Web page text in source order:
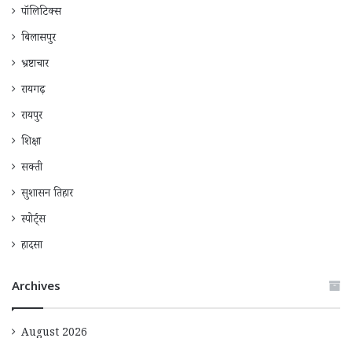
पॉलिटिक्स
बिलासपुर
भ्रष्टाचार
रायगढ़
रायपुर
शिक्षा
सक्ती
सुशासन तिहार
स्पोर्ट्स
हादसा
Archives
August 2026